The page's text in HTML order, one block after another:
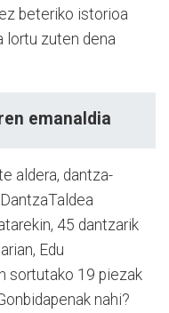
beteriko istorioa
lortu zuten dena
emanaldia
aldera, dantza-
45 dantzarik
Edu
sortutako 19 piezak
nahi?